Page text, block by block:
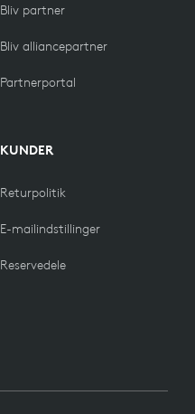
Bliv partner
Bliv alliancepartner
Partnerportal
KUNDER
Returpolitik
E-mailindstillinger
Reservedele